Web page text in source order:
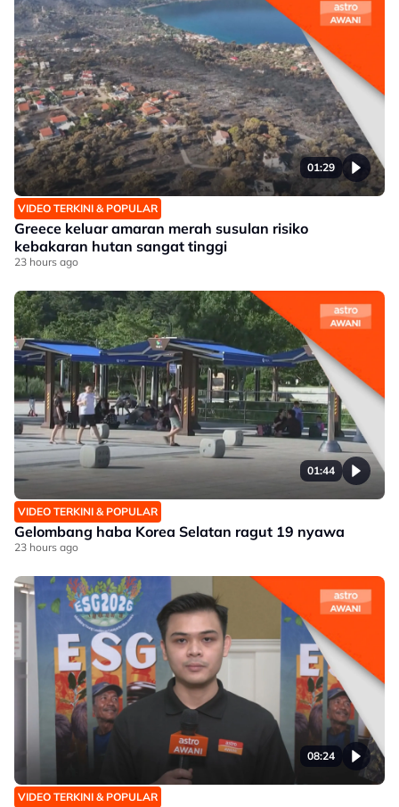
01:29
VIDEO TERKINI & POPULAR
Greece keluar amaran merah susulan risiko
kebakaran hutan sangat tinggi
23 hours ago
01:44
VIDEO TERKINI & POPULAR
Gelombang haba Korea Selatan ragut 19 nyawa
23 hours ago
08:24
VIDEO TERKINI & POPULAR